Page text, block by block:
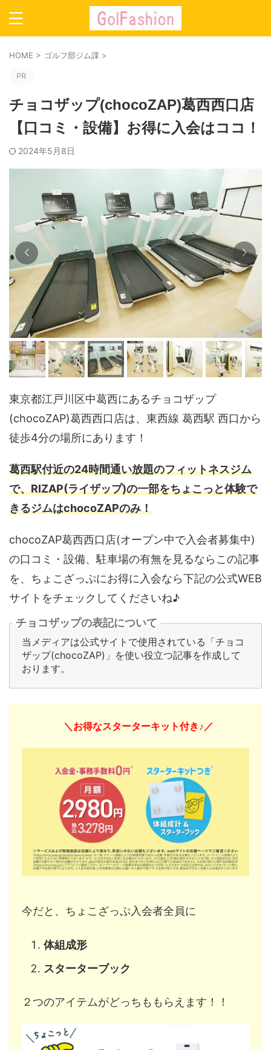
HOME > ゴルフ部ジム課 >
PR
チョコザップ(chocoZAP)葛西西口店
【口コミ・設備】お得に入会はココ！
2024年5月8日
東京都江戸川区中葛西にあるチョコザップ
(chocoZAP)葛西西口店は、東西線 葛西駅 西口から
徒歩4分の場所にあります！
葛西駅付近の24時間通い放題のフィットネスジム
で、RIZAP(ライザップ)の一部をちょこっと体験で
きるジムはchocoZAPのみ！
chocoZAP葛西西口店(オープン中で入会者募集中)
の口コミ・設備、駐車場の有無を見るならこの記事
を、ちょこざっぷにお得に入会なら下記の公式WEB
サイトをチェックしてくださいね♪
チョコザップの表記について
当メディアは公式サイトで使用されている「チョコ
ザップ(chocoZAP)」を使い役立つ記事を作成して
おります。
＼お得なスターターキット付き♪／
今だと、ちょこざっぷ入会者全員に
体組成形
スターターブック
２つのアイテムがどっちももらえます！！